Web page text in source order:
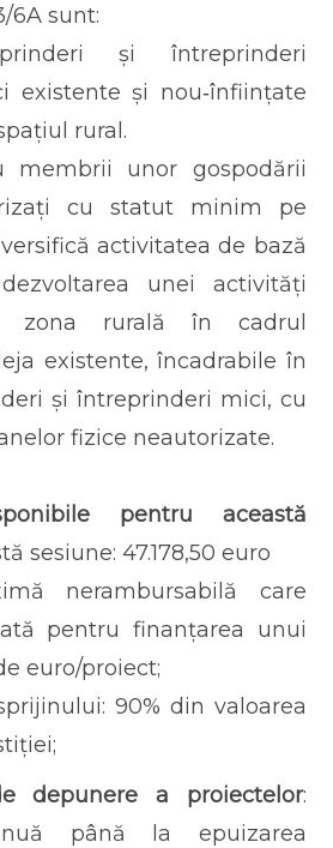
6A sunt:
și întreprinderi
existente și nou‐înființate
rural.
membrii unor gospodării
cu statut minim pe
activitatea de bază
unei activități
zona rurală în cadrul
existente, încadrabile în
și întreprinderi mici, cu
fizice neautorizate.
pentru această
sesiune: 47.178,50 euro
nerambursabilă care
pentru finanțarea unui
euro/proiect;
90% din valoarea
depunere a proiectelor:
până la epuizarea